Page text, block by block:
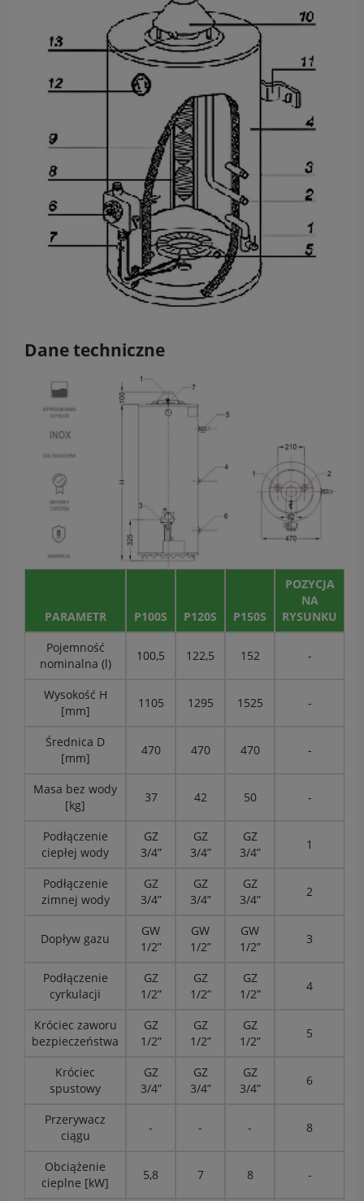
Dane techniczne
PARAMETR P100S P120S P150S
POZYCJA
NA
RYSUNKU
Pojemność
nominalna (l)
100,5 122,5 152 -
Wysokość H
[mm]
1105 1295 1525 -
Średnica D
[mm]
470 470 470 -
Masa bez wody
[kg]
37 42 50 -
Podłączenie
ciepłej wody
GZ
3/4”
GZ
3/4”
GZ
3/4”
1
Podłączenie
zimnej wody
GZ
3/4”
GZ
3/4”
GZ
3/4”
2
Dopływ gazu
GW
1/2”
GW
1/2”
GW
1/2”
3
Podłączenie
cyrkulacji
GZ
1/2”
GZ
1/2”
GZ
1/2”
4
Króciec zaworu
bezpieczeństwa
GZ
1/2”
GZ
1/2”
GZ
1/2”
5
Króciec
spustowy
GZ
3/4”
GZ
3/4”
GZ
3/4”
6
Przerywacz
ciągu
- - - 8
Obciążenie
cieplne [kW]
5,8 7 8 -